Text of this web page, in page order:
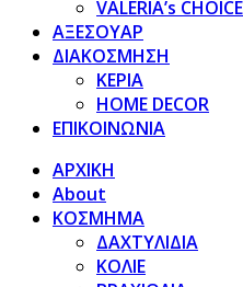
VALERIA’s
ΑΞΕΣΟΥΑΡ
ΔΙΑΚΟΣΜΗΣΗ
ΚΕΡΙΑ
HOME DECOR
ΕΠΙΚΟΙΝΩΝΙΑ
ΑΡΧΙΚΗ
About
ΚΟΣΜΗΜΑ
ΔΑΧΤΥΛΙΔΙΑ
ΚΟΛΙΕ